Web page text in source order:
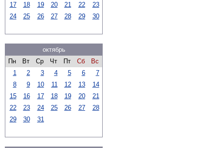
17
18 19 20 21 22
23
24
25 26 27 28 29 30
октябрь
Пн
Вт Ср Чт Пт Сб
Вс
1
2 3 4 5 6
7
8
9 10 11 12 13
14
15
16 17 18 19 20
21
22
23 24 25 26 27
28
29
30 31